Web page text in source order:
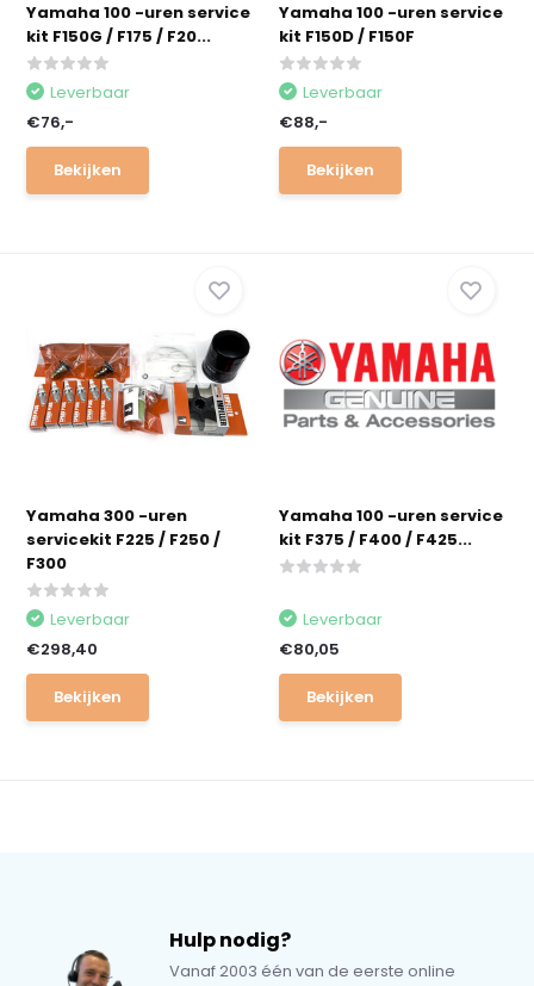
Yamaha 100 -uren service
kit F150G / F175 / F20...
Leverbaar
€76,-
Bekijken
Yamaha 100 -uren service
kit F150D / F150F
Leverbaar
€88,-
Bekijken
Yamaha 300 -uren
servicekit F225 / F250 /
F300
Leverbaar
€298,40
Bekijken
Yamaha 100 -uren service
kit F375 / F400 / F425...
Leverbaar
€80,05
Bekijken
Hulp nodig?
Vanaf 2003 één van de eerste online